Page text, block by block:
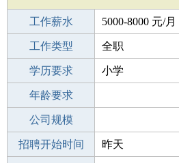
工作薪水 5000-8000 元/月
招聘人数 2人
工作类型 全职
性别要求 -
学历要求 小学
工作经验
年龄要求
工作地点
公司规模
公司电话
招聘开始时间 昨天